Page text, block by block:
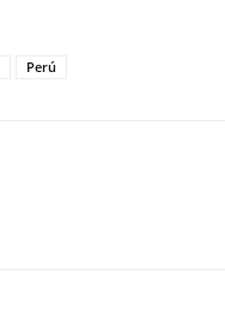
Perú